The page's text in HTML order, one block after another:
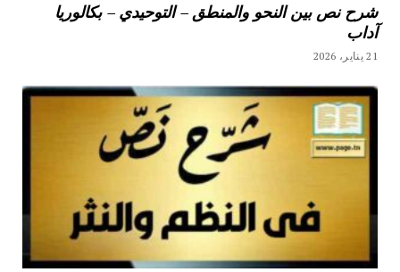
شرح نص بين النحو والمنطق – التوحيدي – بكالوريا
آداب
21 يناير، 2026